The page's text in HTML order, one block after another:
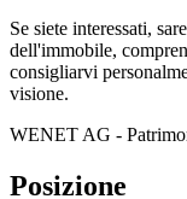
Se siete interessati,
dell'immobile,
consigliarvi
visione.
WENET AG -
Posizione